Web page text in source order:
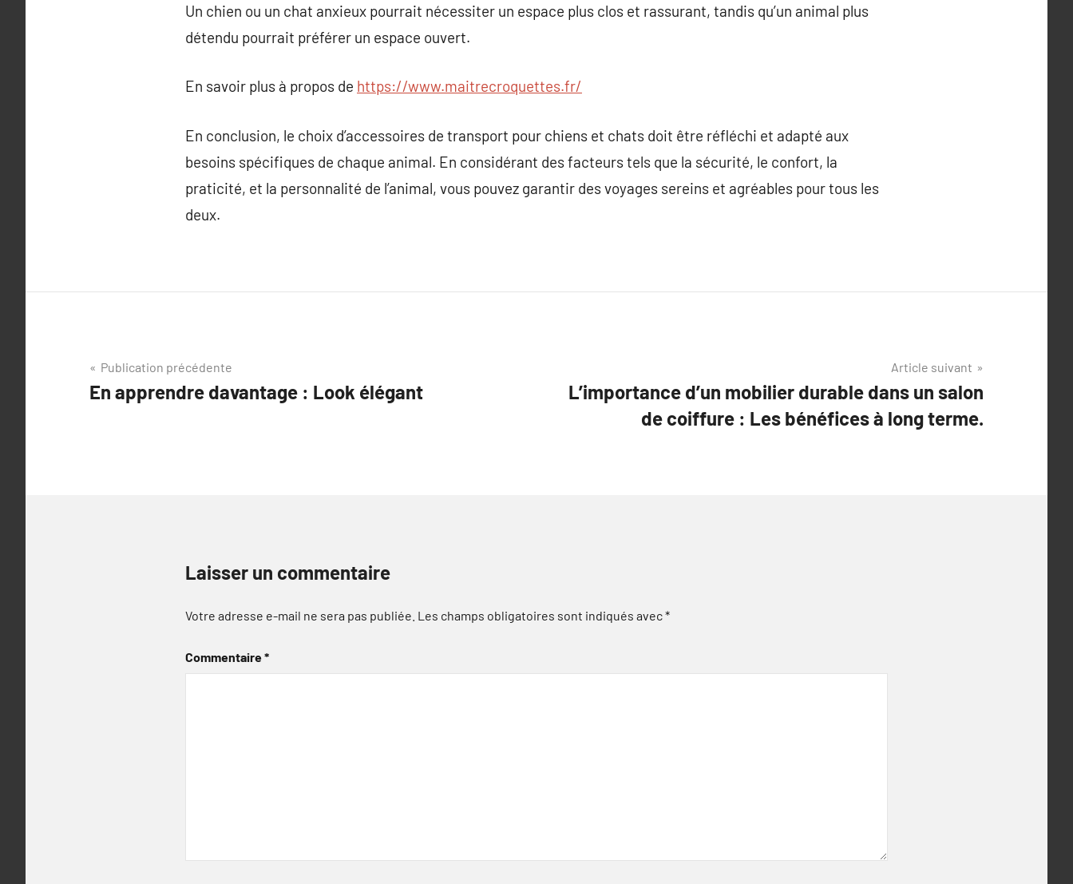
Un chien ou un chat anxieux pourrait nécessiter un espace plus clos et rassurant, tandis qu’un animal plus
détendu pourrait préférer un espace ouvert.
En savoir plus à propos de https://www.maitrecroquettes.fr/
En conclusion, le choix d’accessoires de transport pour chiens et chats doit être réfléchi et adapté aux
besoins spécifiques de chaque animal. En considérant des facteurs tels que la sécurité, le confort, la
praticité, et la personnalité de l’animal, vous pouvez garantir des voyages sereins et agréables pour tous les
deux.
Navigation
de
Publication précédente
En apprendre davantage : Look élégant
Article suivant
L’importance d’un mobilier durable dans un salon
de coiffure : Les bénéfices à long terme.
Laisser un commentaire
Votre adresse e-mail ne sera pas publiée. Les champs obligatoires sont indiqués avec*
Commentaire*